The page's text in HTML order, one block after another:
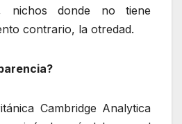
nichos donde no tiene
contrario, la otredad.
Cambridge Analytica